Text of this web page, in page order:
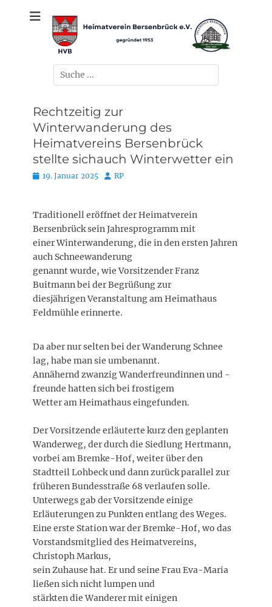
Heimatverein
Bersenbrück e.V.
gegründet 1953
Suchen
nach:
Rechtzeitig zur
Winterwanderung des
Heimatvereins Bersenbrück
stellte sichauch Winterwetter ein
Posted
19. Januar 2025 Autor
RP
Traditionell eröffnet der Heimatverein
Bersenbrück sein Jahresprogramm mit
einer Winterwanderung, die in den ersten Jahren
auch Schneewanderung
genannt wurde, wie Vorsitzender Franz
Buitmann bei der Begrüßung zur
diesjährigen Veranstaltung am Heimathaus
Feldmühle erinnerte.
Da aber nur selten bei der Wanderung Schnee
lag, habe man sie umbenannt.
Annähernd zwanzig Wanderfreundinnen und -
freunde hatten sich bei frostigem
Wetter am Heimathaus eingefunden.
Der Vorsitzende erläuterte kurz den geplanten
Wanderweg, der durch die Siedlung Hertmann,
vorbei am Bremke-Hof, weiter über den
Stadtteil Lohbeck und dann zurück parallel zur
früheren Bundesstraße 68 verlaufen solle.
Unterwegs gab der Vorsitzende einige
Erläuterungen zu Punkten entlang des Weges.
Eine erste Station war der Bremke-Hof, wo das
Vorstandsmitglied des Heimatvereins,
Christoph Markus,
sein Zuhause hat. Er und seine Frau Eva-Maria
ließen sich nicht lumpen und
stärkten die Wanderer mit einigen